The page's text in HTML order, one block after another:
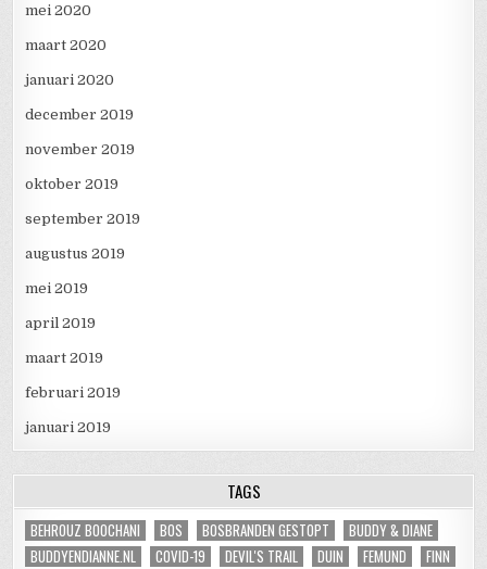
mei 2020
maart 2020
januari 2020
december 2019
november 2019
oktober 2019
september 2019
augustus 2019
mei 2019
april 2019
maart 2019
februari 2019
januari 2019
TAGS
BEHROUZ BOOCHANI BOS BOSBRANDEN GESTOPT
BUDDY & DIANE
BUDDYENDIANNE.NL
COVID-19 DEVIL'S TRAIL DUIN FEMUND
FINN